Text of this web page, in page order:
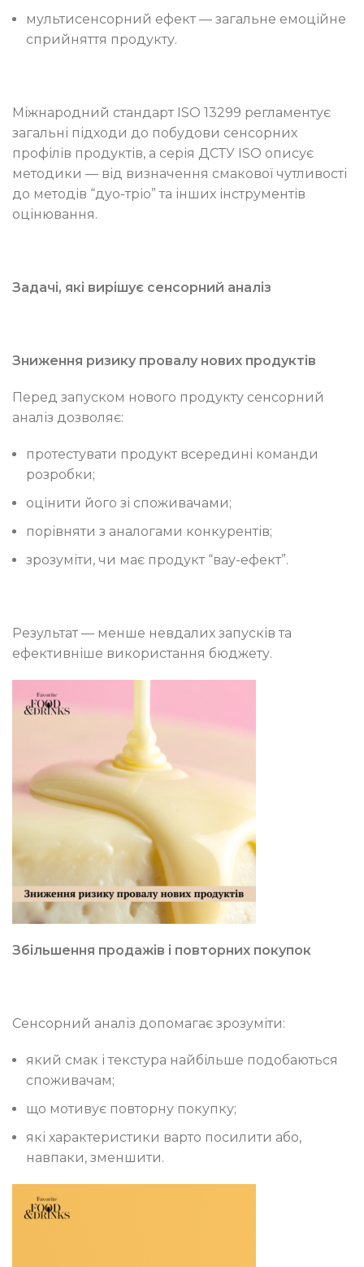
мультисенсорний ефект — загальне емоційне
сприйняття продукту.
Міжнародний стандарт ISO 13299 регламентує
загальні підходи до побудови сенсорних
профілів продуктів, а серія ДСТУ ISO описує
методики — від визначення смакової чутливості
до методів “дуо-тріо” та інших інструментів
оцінювання.
Задачі, які вирішує сенсорний аналіз
Зниження ризику провалу нових продуктів
Перед запуском нового продукту сенсорний
аналіз дозволяє:
протестувати продукт всередині команди
розробки;
оцінити його зі споживачами;
порівняти з аналогами конкурентів;
зрозуміти, чи має продукт “вау-ефект”.
Результат — менше невдалих запусків та
ефективніше використання бюджету.
Збільшення продажів і повторних покупок
Сенсорний аналіз допомагає зрозуміти:
який смак і текстура найбільше подобаються
споживачам;
що мотивує повторну покупку;
які характеристики варто посилити або,
навпаки, зменшити.